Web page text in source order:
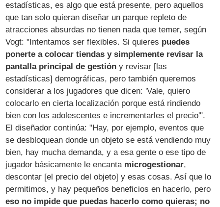
estadísticas, es algo que está presente, pero aquellos
que tan solo quieran diseñar un parque repleto de
atracciones absurdas no tienen nada que temer, según
Vogt: "Intentamos ser flexibles. Si quieres puedes
ponerte a colocar tiendas y simplemente revisar la
pantalla principal de gestión y revisar [las
estadísticas] demográficas, pero también queremos
considerar a los jugadores que dicen: 'Vale, quiero
colocarlo en cierta localización porque está rindiendo
bien con los adolescentes e incrementarles el precio'".
El diseñador continúa: "Hay, por ejemplo, eventos que
se desbloquean donde un objeto se está vendiendo muy
bien, hay mucha demanda, y a esa gente o ese tipo de
jugador básicamente le encanta microgestionar,
descontar [el precio del objeto] y esas cosas. Así que lo
permitimos, y hay pequeños beneficios en hacerlo, pero
eso no impide que puedas hacerlo como quieras; no